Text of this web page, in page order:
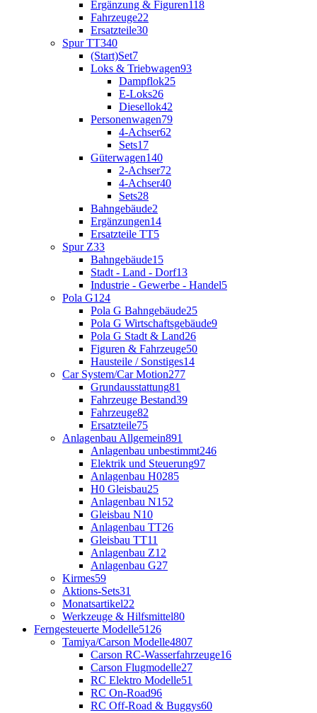
Ergänzung & Figuren118
Fahrzeuge22
Ersatzteile30
Spur TT340
(Start)Set7
Loks & Triebwagen93
Dampflok25
E-Loks26
Diesellok42
Personenwagen79
4-Achser62
Sets17
Güterwagen140
2-Achser72
4-Achser40
Sets28
Bahngebäude2
Ergänzungen14
Ersatzteile TT5
Spur Z33
Bahngebäude15
Stadt - Land - Dorf13
Industrie - Gewerbe - Handel5
Pola G124
Pola G Bahngebäude25
Pola G Wirtschaftsgebäude9
Pola G Stadt & Land26
Figuren & Fahrzeuge50
Hausteile / Sonstiges14
Car System/Car Motion277
Grundausstattung81
Fahrzeuge Bestand39
Fahrzeuge82
Ersatzteile75
Anlagenbau Allgemein891
Anlagenbau unbestimmt246
Elektrik und Steuerung97
Anlagenbau H0285
H0 Gleisbau25
Anlagenbau N152
Gleisbau N10
Anlagenbau TT26
Gleisbau TT11
Anlagenbau Z12
Anlagenbau G27
Kirmes59
Aktions-Sets31
Monatsartikel22
Werkzeuge & Hilfsmittel80
Ferngesteuerte Modelle5126
Tamiya/Carson Modelle4807
Carson RC-Wasserfahrzeuge16
Carson Flugmodelle27
RC Elektro Modelle51
RC On-Road96
RC Off-Road & Buggys60